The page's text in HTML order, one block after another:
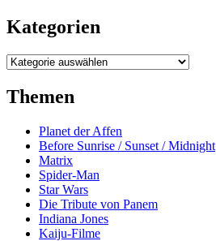
Kategorien
Kategorien
Themen
Planet der Affen
Before Sunrise / Sunset / Midnight
Matrix
Spider-Man
Star Wars
Die Tribute von Panem
Indiana Jones
Kaiju-Filme